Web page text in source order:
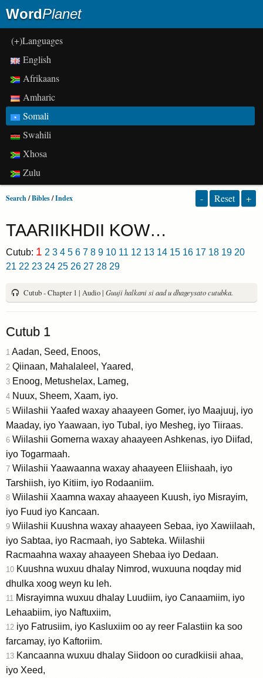
WordPlanet
(+)Languages
English
Afrikaans
Amharic
Somali
Swahili
Xhosa
Zulu
Search/Bibles/Index - Reset +
TAARIIKHDII KOW…
Cutub: 1 2 3 4 5 6 7 8 9 10 11 12 13 14 15 16 17 18 19 20
21 22 23 24 25 26 27 28 29
Cutub - Chapter 1 | Audio | Guuji halkani si aad u dhageysato cutubka.
Cutub 1
1 Aadan, Seed, Enoos,
2 Qiinaan, Mahalaleel, Yaared,
3 Enoog, Metushelax, Lameg,
4 Nuux, Sheem, Xaam, iyo.
5 Wiilashii Yaafed waxay ahaayeen Gomer, iyo Maajuuj, iyo
Maaday, iyo Yaawaan, iyo Tubal, iyo Mesheg, iyo Tiiraas.
6 Wiilashii Gomerna waxay ahaayeen Ashkenas, iyo Diifad,
iyo Togarmaah.
7 Wiilashii Yaawaanna waxay ahaayeen Eliishaah, iyo
Tarshiish, iyo Kitiim, iyo Rodaaniim.
8 Wiilashii Xaamna waxay ahaayeen Kuush, iyo Misrayim,
iyo Fuud iyo Kancaan.
9 Wiilashii Kuushna waxay ahaayeen Sebaa, iyo Xawiilaah,
iyo Sabtaa, iyo Racmaah, iyo Sabteka. Wiilashii
Racmaahna waxay ahaayeen Shebaa iyo Dedaan.
10 Kuushna wuxuu dhalay Nimrod, wuxuuna noqday mid
dhulka xoog weyn ku leh.
11 Misrayimna wuxuu dhalay Luudiim, iyo Canaamiim, iyo
Lehaabiim, iyo Naftuxiim,
12 iyo Fatrusiim, iyo Kasluxiim oo ay reer Falastiin ka soo
farcamay, iyo Kaftoriim.
13 Kancaanna wuxuu dhalay Siidoon oo curadkiisii ahaa,
iyo Xeed,